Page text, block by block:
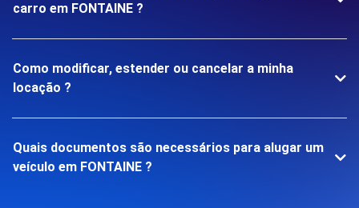
carro em FONTAINE ?
Como modificar, estender ou cancelar a minha
locação ?
Quais documentos são necessários para alugar um
veículo em FONTAINE ?